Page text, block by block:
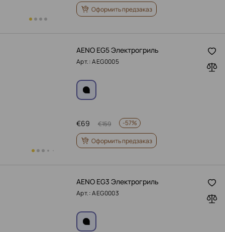
Оформить предзаказ
AENO EG5 Электрогриль
Арт.: AEG0005
69
€ 159
€ -57%
Оформить предзаказ
AENO EG3 Электрогриль
Арт.: AEG0003